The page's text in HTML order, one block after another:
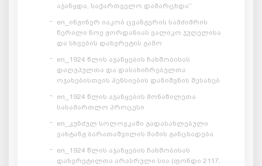
აჯანყდა, საქართველო დამარცხდა“
en_ინჟინერ იაკობ ცვანგერის სამძიმრის
წერილი ნოე ჟორდანიას ვალიკო ჯუღელისა
და სხვების დახვრეტის გამო
en_1924 წლის აჯანყების ჩახშობისას
დაღუპულთა და დასახიჩრებულთა
ოჯახებისთვის პენსიების დანიშვნის შესახებ
en_1924 წლის აჯანყების მონაწილეთა
სასამართლო პროცესი
en_კუნძულ სოლოვკაში გადასახლებული
ვახტანგ ბარათაშვილის მამის განცხადება
en_1924 წლის აჯანყების ჩახშობისას
დახვრეტილთა არასრული სია (ფონდი 2117,